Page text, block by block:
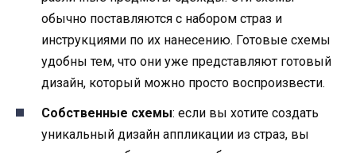
обычно поставляются с набором страз и
инструкциями по их нанесению. Готовые схемы
удобны тем, что они уже представляют готовый
дизайн, который можно просто воспроизвести.
Собственные схемы: если вы хотите создать
уникальный дизайн аппликации из страз, вы